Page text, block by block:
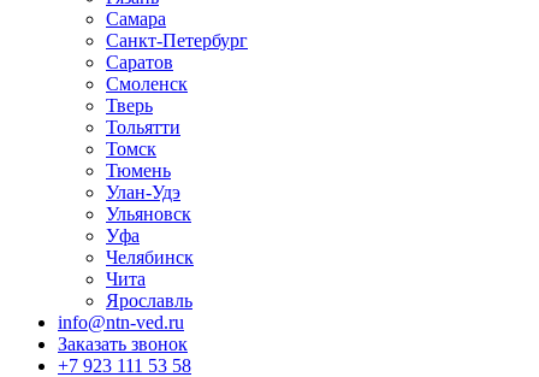
Самара
Санкт-Петербург
Саратов
Смоленск
Тверь
Тольятти
Томск
Тюмень
Улан-Удэ
Ульяновск
Уфа
Челябинск
Чита
Ярославль
info@ntn-ved.ru
Заказать звонок
+7 923 111 53 58